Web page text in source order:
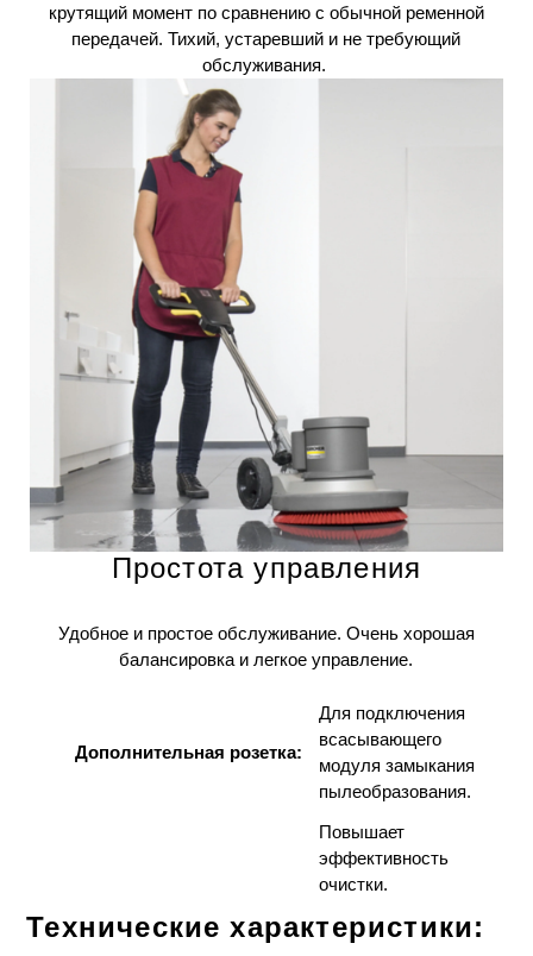
крутящий момент по сравнению с обычной ременной
передачей. Тихий, устаревший и не требующий
обслуживания.
Простота управления
Удобное и простое обслуживание. Очень хорошая
балансировка и легкое управление.
Дополнительная розетка:
Для подключения
всасывающего
модуля замыкания
пылеобразования.
Повышает
эффективность
очистки.
Технические характеристики: